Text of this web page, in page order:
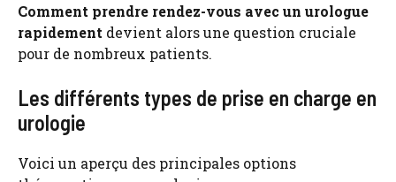
Comment prendre rendez-vous avec un urologue
rapidement devient alors une question cruciale
pour de nombreux patients.
Les différents types de prise en charge en
urologie
Voici un aperçu des principales options